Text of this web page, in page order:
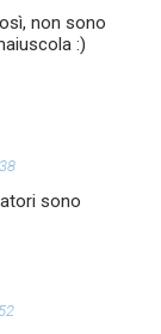
non sono
:)
sono